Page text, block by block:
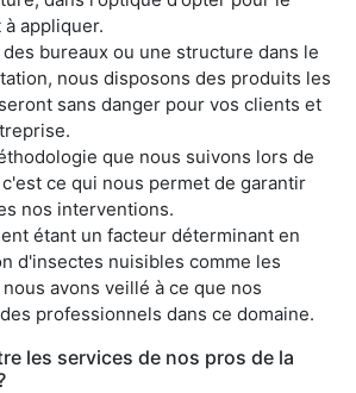
appliquer.
bureaux ou une structure dans le
nous disposons des produits les
sans danger pour vos clients et
que nous suivons lors de
ce qui nous permet de garantir
nos interventions.
étant un facteur déterminant en
d'insectes nuisibles comme les
avons veillé à ce que nos
professionnels dans ce domaine.
les services de nos pros de la